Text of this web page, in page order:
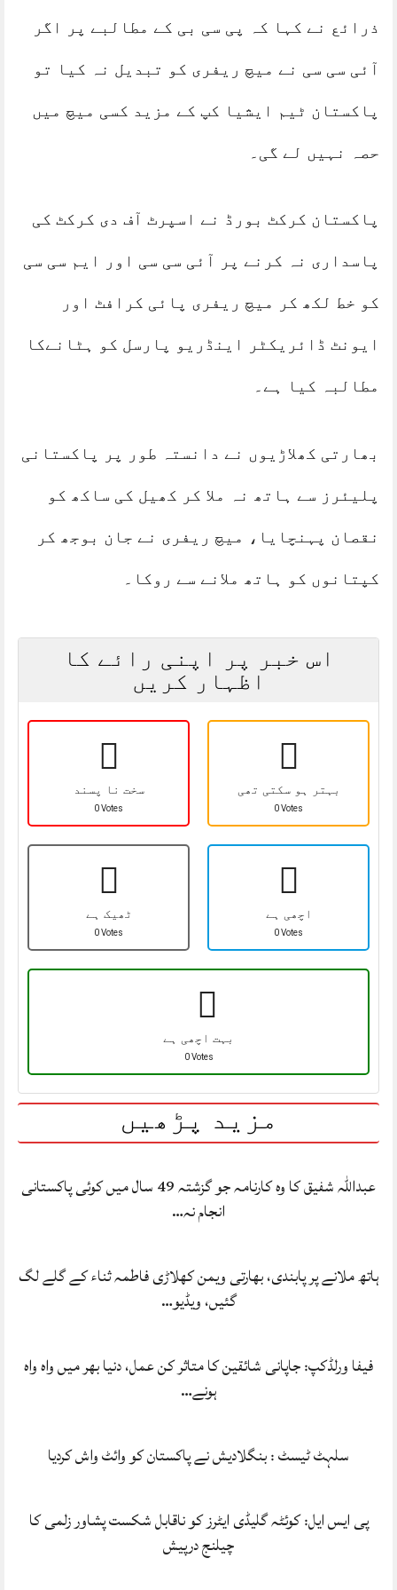
ذرائع نے کہا کہ پی سی بی کے مطالبے پر اگر
آئی سی سی نے میچ ریفری کو تبدیل نہ کیا تو
پاکستان ٹیم ایشیا کپ کے مزید کسی میچ میں
حصہ نہیں لے گی۔
پاکستان کرکٹ بورڈ نے اسپرٹ آف دی کرکٹ کی
پاسداری نہ کرنے پر آئی سی سی اور ایم سی سی
کو خط لکھ کر میچ ریفری پائی کرافٹ اور
ایونٹ ڈائریکٹر اینڈریو پارسل کو ہٹانےکا
مطالبہ کیا ہے۔
بھارتی کھلاڑیوں نے دانستہ طور پر پاکستانی
پلیئرز سے ہاتھ نہ ملا کر کھیل کی ساکھ کو
نقصان پہنچایا، میچ ریفری نے جان بوجھ کر
کپتانوں کو ہاتھ ملانے سے روکا۔
اس خبر پر اپنی رائے کا
اظہار کریں
سخت نا پسند
0 Votes
بہتر ہو سکتی تھی
0 Votes
ٹھیک ہے
0 Votes
اچھی ہے
0 Votes
بہت اچھی ہے
0 Votes
مزید پڑھیں
عبداللہ شفیق کا وہ کارنامہ جو گزشتہ 49 سال میں کوئی پاکستانی
انجام نہ…
ہاتھ ملانے پر پابندی، بھارتی ویمن کھلاڑی فاطمہ ثناء کے گلے لگ
گئیں، ویڈیو…
فیفا ورلڈکپ: جاپانی شائقین کا متاثر کن عمل، دنیا بھر میں واہ واہ
ہونے…
سلہٹ ٹیسٹ : بنگلادیش نے پاکستان کو وائٹ واش کردیا
پی ایس ایل: کوئٹہ گلیڈی ایٹرز کو ناقابل شکست پشاور زلمی کا
چیلنج درپیش